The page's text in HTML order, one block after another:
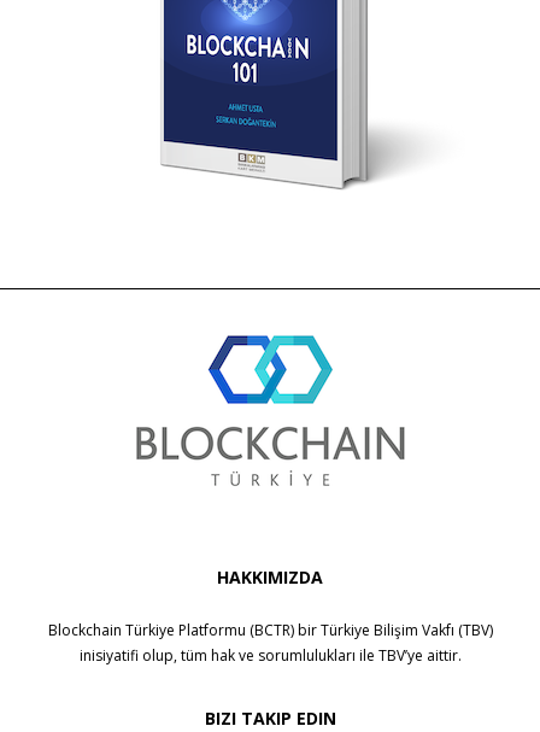
HAKKIMIZDA
Blockchain Türkiye Platformu (BCTR) birTürkiye Bilişim Vakfı (TBV)
inisiyatifi olup, tüm hak ve sorumlulukları ile TBV’ye aittir.
BIZI TAKIP EDIN